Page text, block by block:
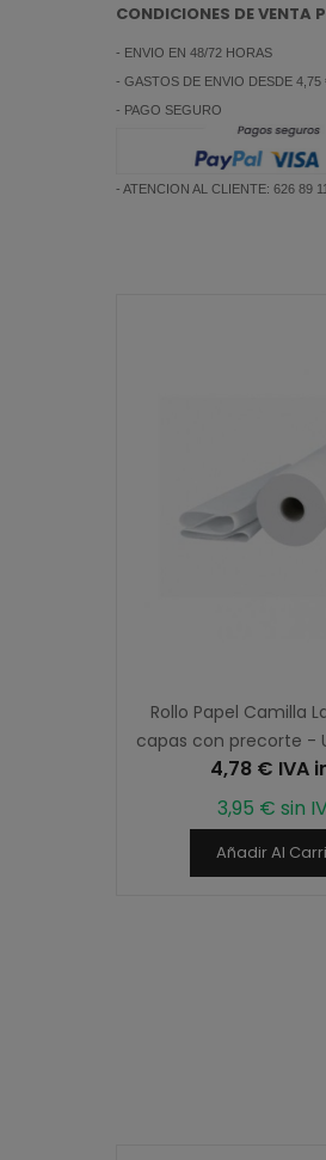
CONDICIONES DE VENTA
- ENVIO EN 48/72 HORAS
- GASTOS DE ENVIO DESDE 4,75
- PAGO SEGURO
- ATENCION AL CLIENTE: 626 89
Rollo Papel Camilla
capas con precorte -
4,78 € IVA
3,95 € sin
Añadir Al